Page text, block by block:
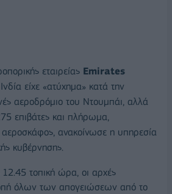
εταιρείας Emirates
είχε «ατύχημα» κατά την
αεροδρόμιο του Ντουμπάι, αλλά
επιβάτες και πλήρωμα,
αεροσκάφος, ανακοίνωσε η υπηρεσία
κυβέρνησης.
τοπική ώρα, οι αρχές
όλων των απογειώσεων από το